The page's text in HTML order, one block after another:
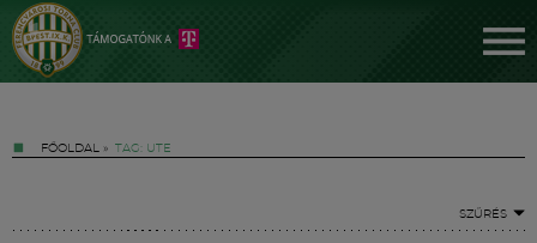
FŐOLDAL » TAG: UTE
SZŰRÉS